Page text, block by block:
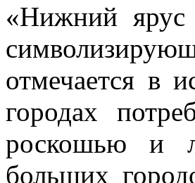
«Нижний ярус
отмечается в
городах
роскошью и
больших